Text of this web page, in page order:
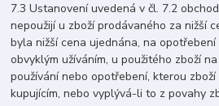
7.3 Ustanovení uvedená v čl. 7.2
nepoužijí u zboží prodávaného za nižší
byla nižší cena ujednána, na
obvyklým užíváním, u použitého zboží
používání nebo opotřebení, kterou
kupujícím, nebo vyplývá-li to z povahy